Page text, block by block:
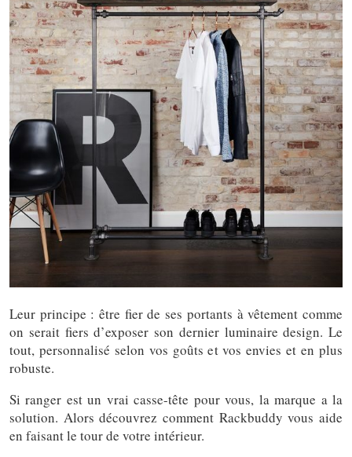
Leur principe : être fier de ses portants à vêtement comme
on serait fiers d’exposer son dernier luminaire design. Le
tout, personnalisé selon vos goûts et vos envies et en plus
robuste.
Si ranger est un vrai casse-tête pour vous, la marque a la
solution. Alors découvrez comment Rackbuddy vous aide
en faisant le tour de votre intérieur.